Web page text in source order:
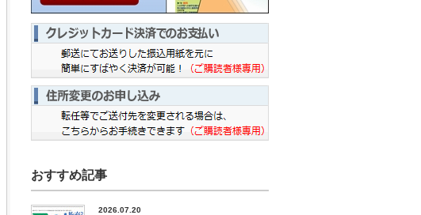
おすすめ記事
2026.07.20